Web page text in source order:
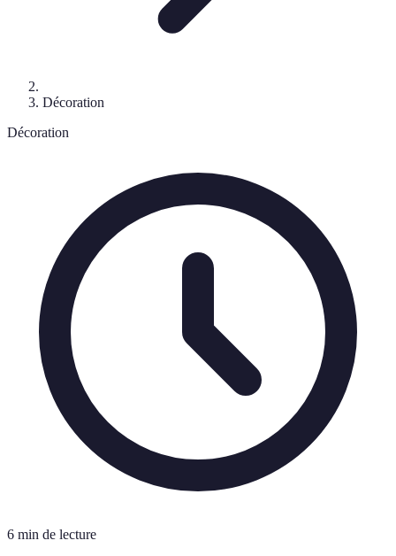
Décoration
Décoration
6 min de lecture